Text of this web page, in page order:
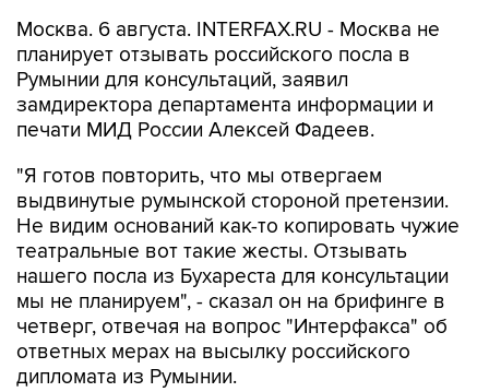
Москва. 6 августа. INTERFAX.RU - Москва не
планирует отзывать российского посла в
Румынии для консультаций, заявил
замдиректора департамента информации и
печати МИД России Алексей Фадеев.
"Я готов повторить, что мы отвергаем
выдвинутые румынской стороной претензии.
Не видим оснований как-то копировать чужие
театральные вот такие жесты. Отзывать
нашего посла из Бухареста для консультации
мы не планируем", - сказал он на брифинге в
четверг, отвечая на вопрос "Интерфакса" об
ответных мерах на высылку российского
дипломата из Румынии.